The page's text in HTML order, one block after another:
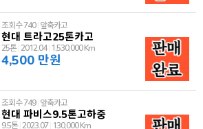
조회수 740 앞축카고
현대 트라고25톤카고
25톤 2012.04 1,530,000 Km
4,500 만원
조회수 749 앞축카고
현대 파비스9.5톤고하중
9.5톤 2023.07 130,000 Km